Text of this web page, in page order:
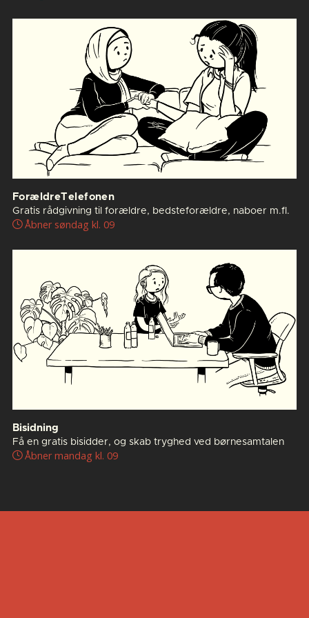
ForældreTelefonen
Gratis rådgivning til forældre, bedsteforældre, naboer m.fl.
Åbner søndag kl. 09
Bisidning
Få en gratis bisidder, og skab tryghed ved børnesamtalen
Åbner mandag kl. 09